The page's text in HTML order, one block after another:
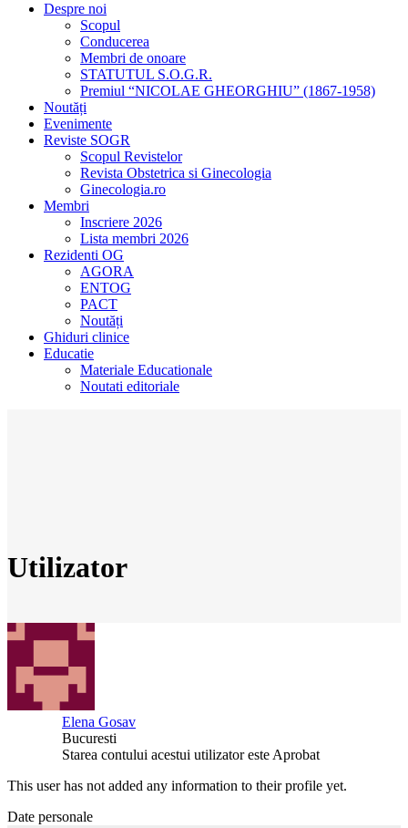
Despre noi
Scopul
Conducerea
Membri de onoare
STATUTUL S.O.G.R.
Premiul “NICOLAE GHEORGHIU” (1867-1958)
Noutăți
Evenimente
Reviste SOGR
Scopul Revistelor
Revista Obstetrica si Ginecologia
Ginecologia.ro
Membri
Inscriere 2026
Lista membri 2026
Rezidenti OG
AGORA
ENTOG
PACT
Noutăți
Ghiduri clinice
Educatie
Materiale Educationale
Noutati editoriale
Utilizator
Elena Gosav
Bucuresti
Starea contului acestui utilizator este Aprobat
This user has not added any information to their profile yet.
Date personale